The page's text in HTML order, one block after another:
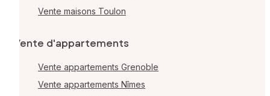
Vente maisons Toulon
Vente d'appartements
Vente appartements Grenoble
Vente appartements Nîmes